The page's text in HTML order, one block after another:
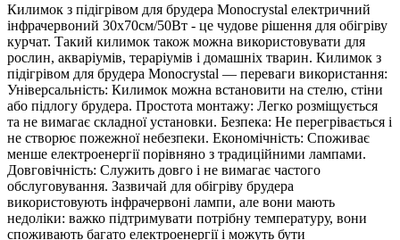
Килимок з підігрівом для брудера Monocrystal електричний
інфрачервоний 30х70см/50Вт - це чудове рішення для обігріву
курчат. Такий килимок також можна використовувати для
рослин, акваріумів, тераріумів і домашніх тварин. Килимок з
підігрівом для брудера Monocrystal — переваги використання:
Універсальність: Килимок можна встановити на стелю, стіни
або підлогу брудера. Простота монтажу: Легко розміщується
та не вимагає складної установки. Безпека: Не перегрівається і
не створює пожежної небезпеки. Економічність: Споживає
менше електроенергії порівняно з традиційними лампами.
Довговічність: Служить довго і не вимагає частого
обслуговування. Зазвичай для обігріву брудера
використовують інфрачервоні лампи, але вони мають
недоліки: важко підтримувати потрібну температуру, вони
споживають багато електроенергії і можуть бути